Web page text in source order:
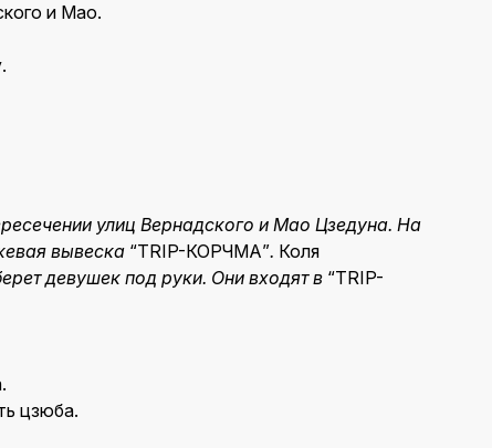
и Мао.
улиц Вернадского и Мао Цзедуна. На
вывеска “TRIP-КОРЧМА”. Коля
девушек под руки. Они входят в “TRIP-
цзюба.